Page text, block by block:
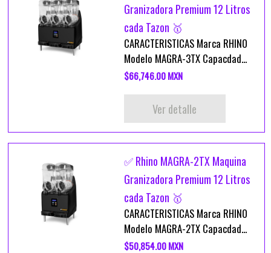
Granizadora Premium 12 Litros
cada Tazon 🥇
CARACTERISTICAS Marca RHINO
Modelo MAGRA-3TX Capacdad...
$66,746.00 MXN
Ver detalle
✅ Rhino MAGRA-2TX Maquina
Granizadora Premium 12 Litros
cada Tazon 🥇
CARACTERISTICAS Marca RHINO
Modelo MAGRA-2TX Capacdad...
$50,854.00 MXN